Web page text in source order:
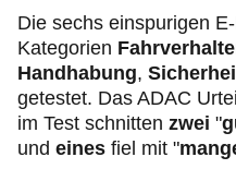
Die sechs einspurigen
Kategorien
Handhabung,
getestet. Das ADAC
im Test schnitten zwei "
und eines fiel mit "